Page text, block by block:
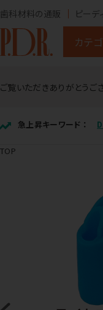
歯科材料の通販 ピーデ
カテ
ご覧いただきありがとうご
急上昇キーワード ：
TOP